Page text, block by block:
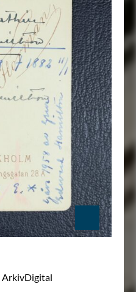
ArkivDigital